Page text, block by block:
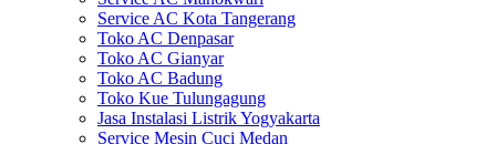
Service AC Kota Tangerang
Toko AC Denpasar
Toko AC Gianyar
Toko AC Badung
Toko Kue Tulungagung
Jasa Instalasi Listrik Yogyakarta
Service Mesin Cuci Medan